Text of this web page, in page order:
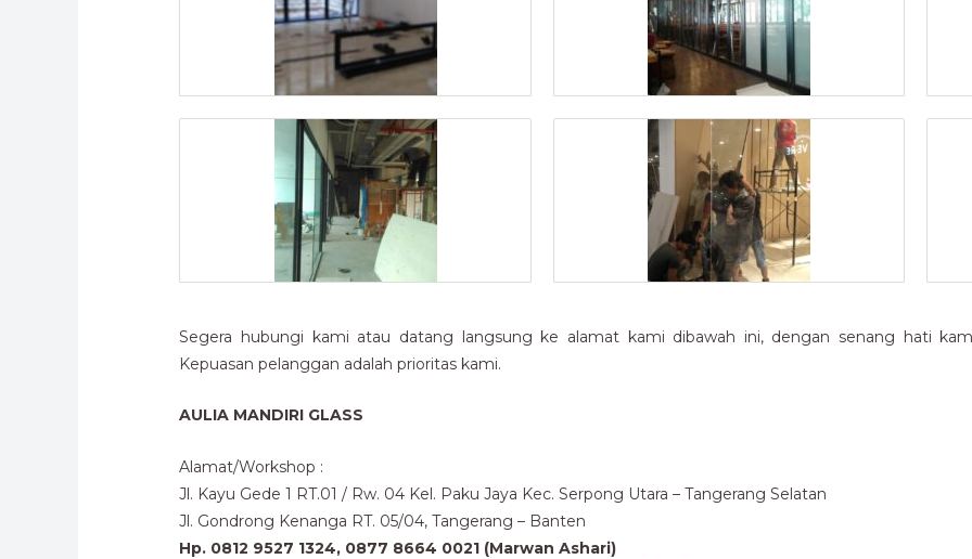
Segera hubungi kami atau datang langsung ke alamat kami dibawah ini, dengan senang hati
Kepuasan pelanggan adalah prioritas kami.
AULIA MANDIRI GLASS
Alamat/Workshop :
Jl. Kayu Gede 1 RT.01 / Rw. 04 Kel. Paku Jaya Kec. Serpong Utara – Tangerang Selatan
Jl. Gondrong Kenanga RT. 05/04, Tangerang – Banten
Hp. 0812 9527 1324, 0877 8664 0021 (Marwan Ashari)